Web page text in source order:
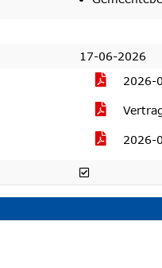
17-06-2026
2026-
2026-
Afgehandeld